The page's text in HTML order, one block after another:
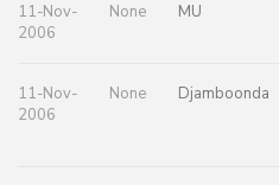
11-Nov-
2006
None MU
11-Nov-
2006
None Djamboonda